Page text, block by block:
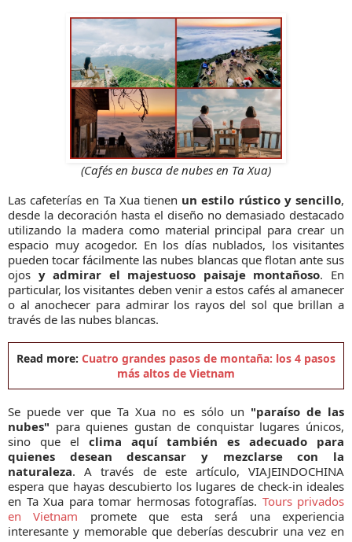
(Cafés en busca de nubes en Ta Xua)
Las cafeterías en Ta Xua tienen un estilo rústico y sencillo,
desde la decoración hasta el diseño no demasiado destacado
utilizando la madera como material principal para crear un
espacio muy acogedor. En los días nublados, los visitantes
pueden tocar fácilmente las nubes blancas que flotan ante sus
ojos y admirar el majestuoso paisaje montañoso. En
particular, los visitantes deben venir a estos cafés al amanecer
o al anochecer para admirar los rayos del sol que brillan a
través de las nubes blancas.
Read more: Cuatro grandes pasos de montaña: los 4 pasos
más altos de Vietnam
Se puede ver que Ta Xua no es sólo un "paraíso de las
nubes" para quienes gustan de conquistar lugares únicos,
sino que el clima aquí también es adecuado para
quienes desean descansar y mezclarse con la
naturaleza. A través de este artículo, VIAJEINDOCHINA
espera que hayas descubierto los lugares de check-in ideales
en Ta Xua para tomar hermosas fotografías. Tours privados
en Vietnam promete que esta será una experiencia
interesante y memorable que deberías descubrir una vez en